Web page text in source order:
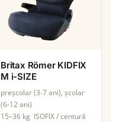
Britax Römer KIDFIX
M i-SIZE
preșcolar (3-7 ani), școlar
(6-12 ani)
15–36 kg ISOFIX / centură